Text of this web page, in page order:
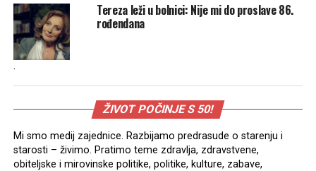
Tereza leži u bolnici: Nije mi do proslave 86.
rođendana
.
ŽIVOT POČINJE S 50!
Mi smo medij zajednice. Razbijamo predrasude o starenju i
starosti – živimo. Pratimo teme zdravlja, zdravstvene,
obiteljske i mirovinske politike, politike, kulture, zabave,